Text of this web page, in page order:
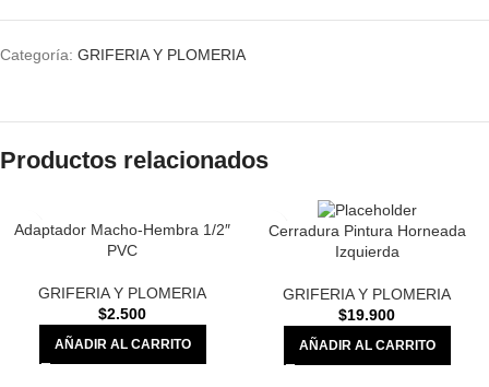
Categoría: GRIFERIA Y PLOMERIA
Productos relacionados
Adaptador Macho-Hembra 1/2″
PVC
GRIFERIA Y PLOMERIA
$2.500
AÑADIR AL CARRITO
Cerradura Pintura Horneada
Izquierda
GRIFERIA Y PLOMERIA
$19.900
AÑADIR AL CARRITO